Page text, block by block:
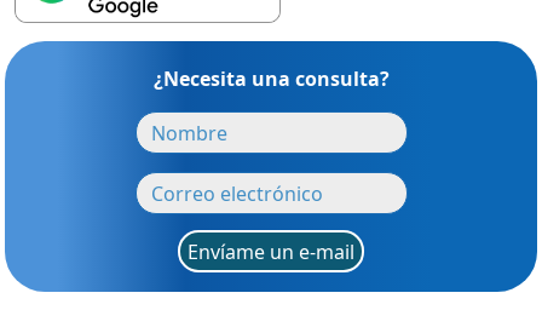
¿Necesita una consulta?
Envíame un e-mail